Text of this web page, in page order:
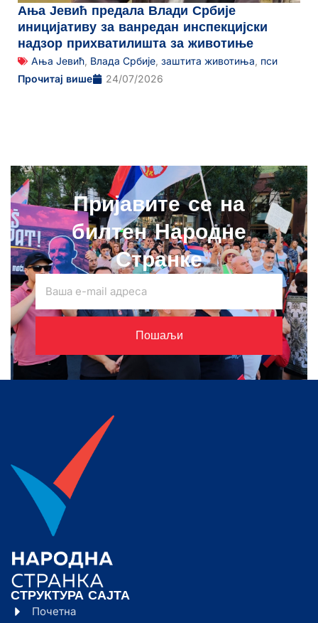
Ања Јевић предала Влади Србије
иницијативу за ванредан инспекцијски
надзор прихватилишта за животиње
Ања Јевић Влада Србије заштита животиња пси
Прочитај више
24/07/2026
Пријавите се на
билтен Народне
Странке
Пошаљи
СТРУКТУРА САЈТА
Почетна